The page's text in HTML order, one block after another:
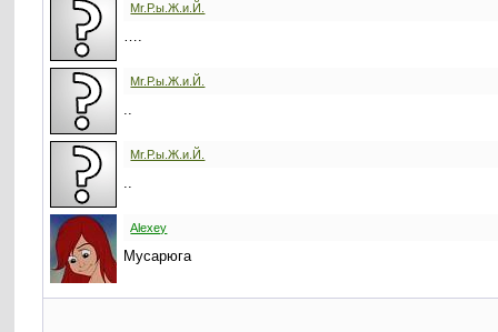
Mr.Р.ы.Ж.и.Й.
….
Mr.Р.ы.Ж.и.Й.
..
Mr.Р.ы.Ж.и.Й.
..
Alexey
Мусарюга